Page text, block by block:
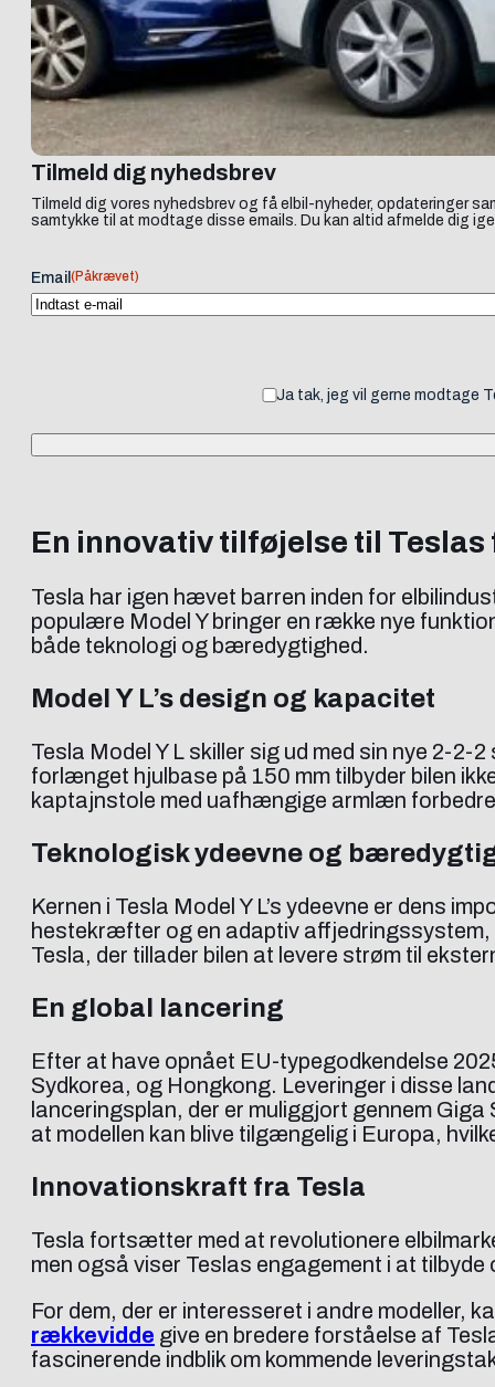
Tilmeld dig nyhedsbrev
Tilmeld dig vores nyhedsbrev og få elbil-nyheder, opdateringer
samtykke til at modtage disse emails. Du kan altid afmelde dig
Email (Påkrævet)
Ja tak, jeg vil gerne modtage
En innovativ tilføjelse til Teslas
Tesla har igen hævet barren inden for
populære Model Y bringer en række nye
både teknologi og bæredygtighed.
Model Y L’s design og kapacitet
Tesla Model Y L skiller sig ud med sin nye 2-
forlænget hjulbase på 150 mm tilbyder bilen
kaptajnstole med uafhængige armlæn
Teknologisk ydeevne og
Kernen i Tesla Model Y L’s ydeevne er dens
hestekræfter og en adaptiv affjedringssystem,
Tesla, der tillader bilen at levere strøm til
En global lancering
Efter at have opnået EU-typegodkendelse
Sydkorea, og Hongkong. Leveringer i disse
lanceringsplan, der er muliggjort gennem
at modellen kan blive tilgængelig i Europa,
Innovationskraft fra Tesla
Tesla fortsætter med at revolutionere
men også viser Teslas engagement i at
For dem, der er interesseret i andre modeller,
rækkevidde give en bredere forståelse af
fascinerende indblik om kommende